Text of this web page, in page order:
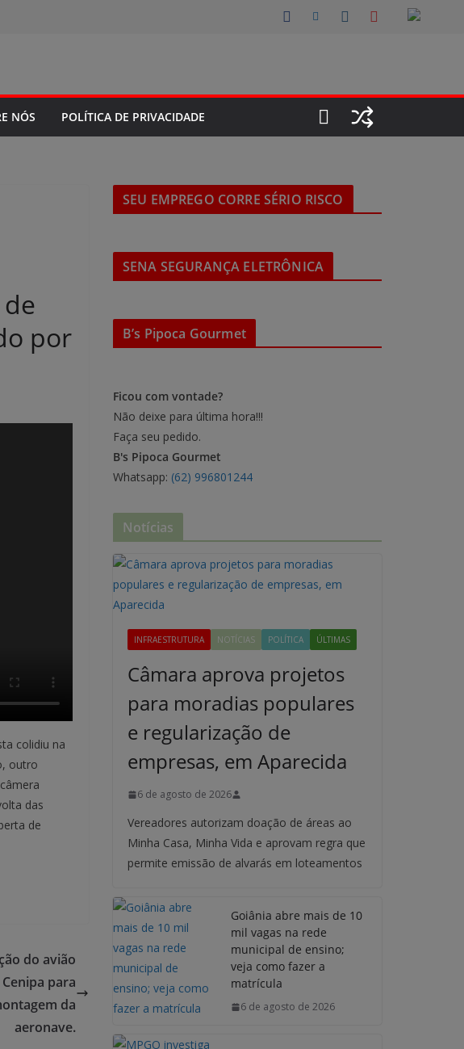
NÓS POLÍTICA DE PRIVACIDADE
por
colidiu na
outro
das
de
do avião
para
da
aeronave.
SEU EMPREGO CORRE SÉRIO RISCO
SENA SEGURANÇA ELETRÔNICA
B’s Pipoca Gourmet
Ficou com vontade?
Não deixe para última hora!!!
Faça seu pedido.
B's Pipoca Gourmet
Whatsapp: (62) 996801244
Notícias
INFRAESTRUTURA NOTÍCIAS POLÍTICA ÚLTIMAS
Câmara aprova projetos
para moradias populares
e regularização de
empresas, em Aparecida
6 de agosto de 2026
Vereadores autorizam doação de áreas ao
Minha Casa, Minha Vida e aprovam regra que
permite emissão de alvarás em loteamentos
Goiânia abre mais de 10
mil vagas na rede
municipal de ensino;
veja como fazer a
matrícula
6 de agosto de 2026